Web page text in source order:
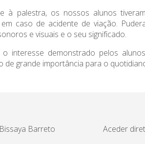
à palestra, os nossos alunos
em caso de acidente de viação.
e visuais e o seu significado.
o interesse demonstrado pelos
de grande importância para o
Barreto Aceder